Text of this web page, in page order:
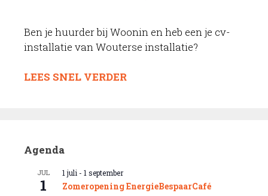
Ben je huurder bij Woonin en heb een je cv-
installatie van Wouterse installatie?
LEES SNEL VERDER
Agenda
JUL
1
1 juli - 1 september
Zomeropening EnergieBespaarCafé